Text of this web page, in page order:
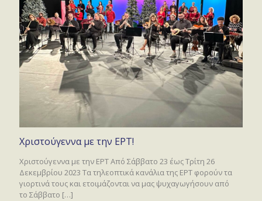
Χριστούγεννα με την ΕΡΤ!
Χριστούγεννα με την ΕΡΤ Από Σάββατο 23 έως Τρίτη 26
Δεκεμβρίου 2023 Τα τηλεοπτικά κανάλια της ΕΡΤ φορούν τα
γιορτινά τους και ετοιμάζονται να μας ψυχαγωγήσουν από
το Σάββατο […]